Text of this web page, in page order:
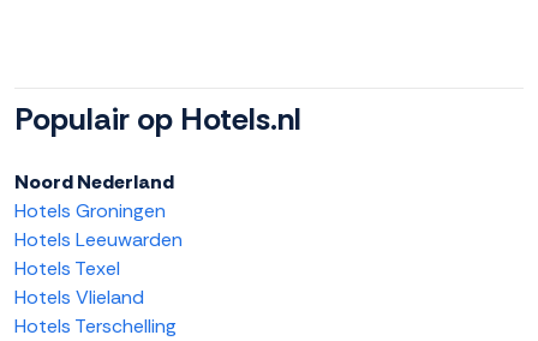
Populair op Hotels.nl
Noord Nederland
Hotels Groningen
Hotels Leeuwarden
Hotels Texel
Hotels Vlieland
Hotels Terschelling